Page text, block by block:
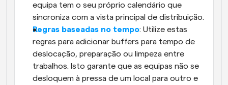
equipa tem o seu próprio calendário que
sincroniza com a vista principal de distribuição.
Regras baseadas no tempo: Utilize estas
regras para adicionar buffers para tempo de
deslocação, preparação ou limpeza entre
trabalhos. Isto garante que as equipas não se
desloquem à pressa de um local para outro e